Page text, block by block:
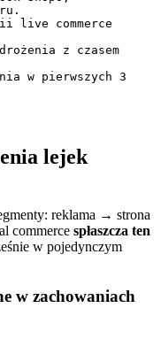
live commerce
z czasem
w pierwszych 3
lejek
reklama → strona
commerce spłaszcza ten
w pojedynczym
w zachowaniach